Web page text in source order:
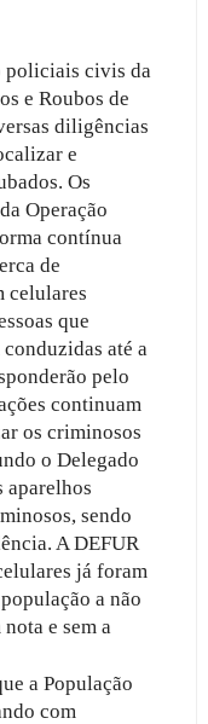
policiais civis da
e Roubos de
diligências
e
Os
Operação
contínua
de
celulares
que
até a
pelo
continuam
os criminosos
o Delegado
aparelhos
sendo
A DEFUR
já foram
a não
e sem a
a População
com